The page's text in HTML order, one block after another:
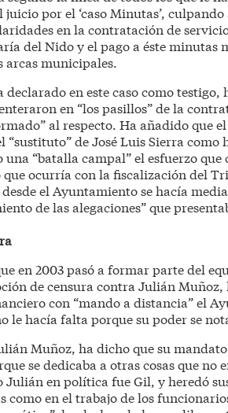
juicio por el ‘caso Minutas’,
en la contratación de
del Nido y el pago a éste minutas
arcas municipales.
declarado en este caso como
en “los pasillos” de la
al respecto. Ha añadido que
“sustituto” de José Luis Sierra
“batalla campal” el esfuerzo
que ocurría con la fiscalización del
el Ayuntamiento se hacía
de las alegaciones” que
en 2003 pasó a formar parte del
de censura contra Julián
con “mando a distancia” el
le hacía falta porque su poder se
Muñoz, ha dicho que su
se dedicaba a otras cosas que no
en política fue Gil, y heredó sus
como en el trabajo de los